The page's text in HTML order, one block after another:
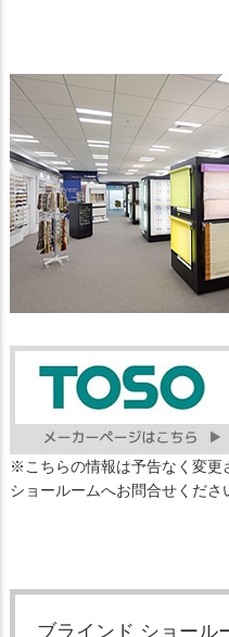
※こちらの情報は予告なく変更
ショールームへお問合せくださ
ブラインド ショール